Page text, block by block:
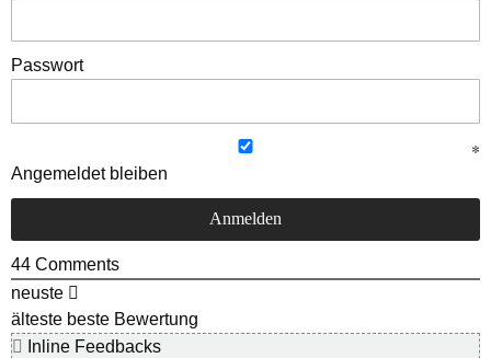
Passwort
Angemeldet bleiben
44 Comments
neuste
älteste beste Bewertung
Inline Feedbacks